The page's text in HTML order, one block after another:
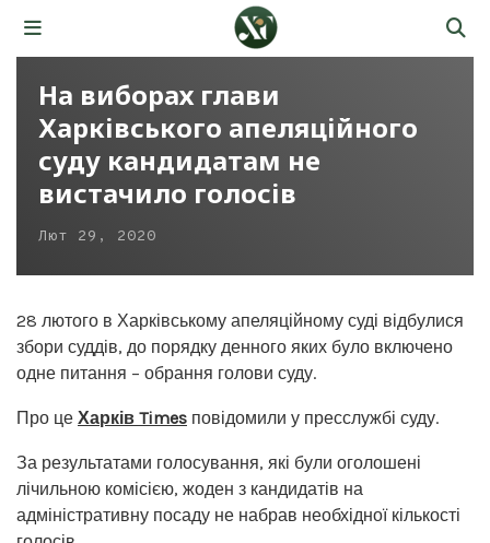
На виборах глави
Харківського апеляційного
суду кандидатам не
вистачило голосів
Лют 29, 2020
28 лютого в Харківському апеляційному суді відбулися
збори суддів, до порядку денного яких було включено
одне питання – обрання голови суду.
Про це Харків Times повідомили у пресслужбі суду.
За результатами голосування, які були оголошені
лічильною комісією, жоден з кандидатів на
адміністративну посаду не набрав необхідної кількості